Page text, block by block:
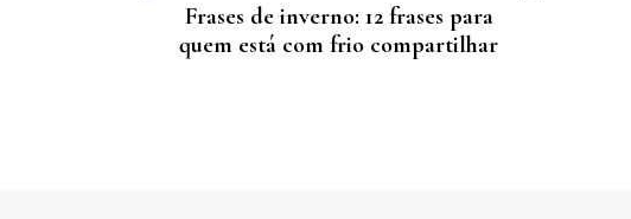
Frases de inverno: 12 frases para
quem está com frio compartilhar